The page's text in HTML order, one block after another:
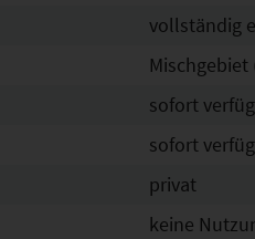
vollständig
Mischgebiet
sofort
sofort
privat
keine